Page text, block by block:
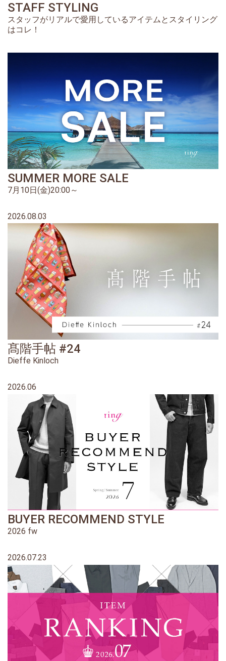
STAFF STYLING
スタッフがリアルで愛用しているアイテムとスタイリング
はコレ！
SUMMER MORE SALE
7月10日(金)20:00～
2026.08.03
髙階手帖 #24
Dieffe Kinloch
2026.06
BUYER RECOMMEND STYLE
2026 fw
2026.07.23